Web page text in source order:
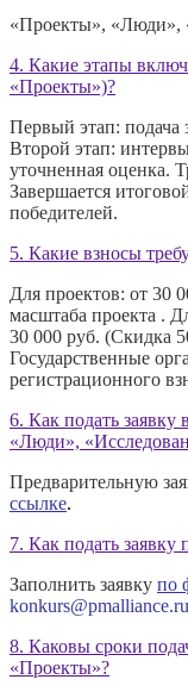
«Проекты», «Люди»,
4. Какие этапы
«Проекты»)?
Первый этап: подача
Второй этап:
уточненная оценка.
Завершается
победителей.
5. Какие взносы
Для проектов: от 30
масштаба проекта .
30 000 руб. (Скидка
Государственные
регистрационного
6. Как подать
«Люди»,
Предварительную
ссылке.
7. Как подать заявку
Заполнить заявку по
konkurs@pmalliance.ru
8. Каковы сроки
«Проекты»?